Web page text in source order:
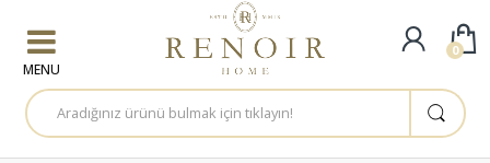
A
r
a
0